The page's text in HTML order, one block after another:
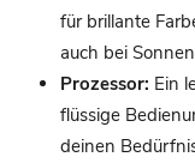
für brillante
auch bei
Prozessor: Ein
flüssige
deinen